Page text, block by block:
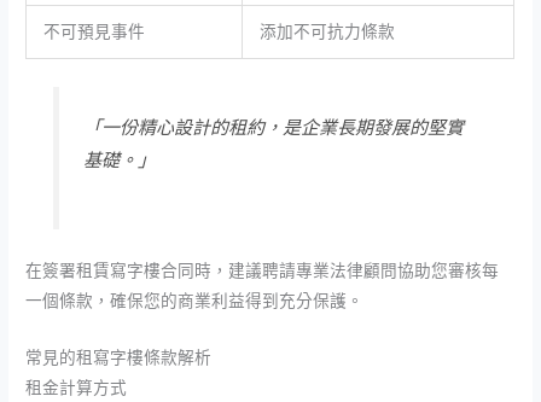
不可預見事件 添加不可抗力條款
「一份精心設計的租約，是企業長期發展的堅實
基礎。」
在簽署租賃寫字樓合同時，建議聘請專業法律顧問協助您審核每
一個條款，確保您的商業利益得到充分保護。
常見的租寫字樓條款解析
租金計算方式